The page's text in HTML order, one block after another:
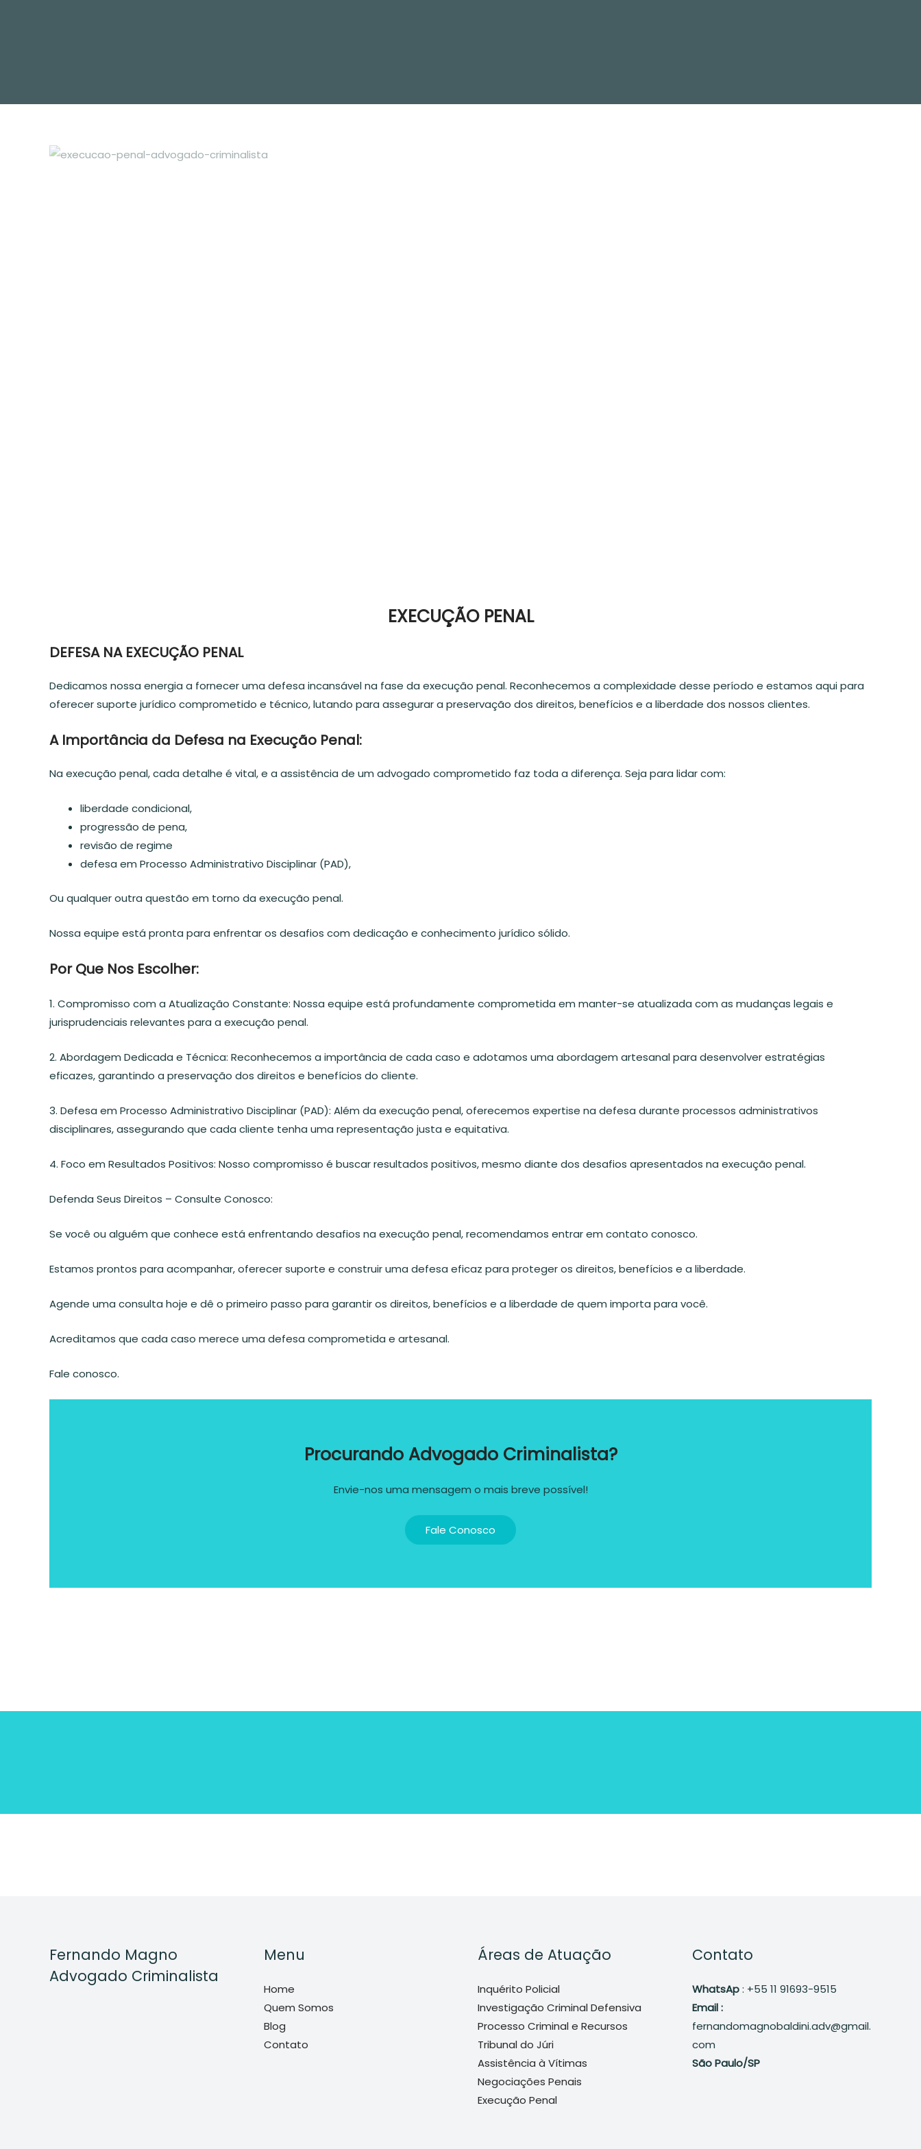
EXECUÇÃO PENAL
DEFESA NA EXECUÇÃO PENAL
Dedicamos nossa energia a fornecer uma defesa incansável na fase da execução penal. Reconhecemos a complexidade desse período e estamos aqui para
oferecer suporte jurídico comprometido e técnico, lutando para assegurar a preservação dos direitos, benefícios e a liberdade dos nossos clientes.
A Importância da Defesa na Execução Penal:
Na execução penal, cada detalhe é vital, e a assistência de um advogado comprometido faz toda a diferença. Seja para lidar com:
liberdade condicional,
progressão de pena,
revisão de regime
defesa em Processo Administrativo Disciplinar (PAD),
Ou qualquer outra questão em torno da execução penal.
Nossa equipe está pronta para enfrentar os desafios com dedicação e conhecimento jurídico sólido.
Por Que Nos Escolher:
1. Compromisso com a Atualização Constante: Nossa equipe está profundamente comprometida em manter-se atualizada com as mudanças legais e
jurisprudenciais relevantes para a execução penal.
2. Abordagem Dedicada e Técnica: Reconhecemos a importância de cada caso e adotamos uma abordagem artesanal para desenvolver estratégias
eficazes, garantindo a preservação dos direitos e benefícios do cliente.
3. Defesa em Processo Administrativo Disciplinar (PAD): Além da execução penal, oferecemos expertise na defesa durante processos administrativos
disciplinares, assegurando que cada cliente tenha uma representação justa e equitativa.
4. Foco em Resultados Positivos: Nosso compromisso é buscar resultados positivos, mesmo diante dos desafios apresentados na execução penal.
Defenda Seus Direitos – Consulte Conosco:
Se você ou alguém que conhece está enfrentando desafios na execução penal, recomendamos entrar em contato conosco.
Estamos prontos para acompanhar, oferecer suporte e construir uma defesa eficaz para proteger os direitos, benefícios e a liberdade.
Agende uma consulta hoje e dê o primeiro passo para garantir os direitos, benefícios e a liberdade de quem importa para você.
Acreditamos que cada caso merece uma defesa comprometida e artesanal.
Fale conosco.
Procurando Advogado Criminalista?
Envie-nos uma mensagem o mais breve possível!
Fale Conosco
Fernando Magno
Advogado Criminalista
Menu
Home
Quem Somos
Blog
Contato
Áreas de Atuação
Inquérito Policial
Investigação Criminal Defensiva
Processo Criminal e Recursos
Tribunal do Júri
Assistência à Vítimas
Negociações Penais
Execução Penal
Contato
WhatsAp: +55 11 91693-9515
Email :
fernandomagnobaldini.adv@gmail.
com
São Paulo/SP